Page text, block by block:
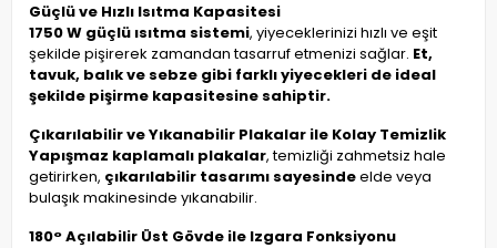
Güçlü ve Hızlı Isıtma Kapasitesi
1750 W güçlü ısıtma sistemi, yiyeceklerinizi hızlı ve eşit
şekilde pişirerek zamandan tasarruf etmenizi sağlar. Et,
tavuk, balık ve sebze gibi farklı yiyecekleri de ideal
şekilde pişirme kapasitesine sahiptir.
Çıkarılabilir ve Yıkanabilir Plakalar ile Kolay Temizlik
Yapışmaz kaplamalı plakalar, temizliği zahmetsiz hale
getirirken, çıkarılabilir tasarımı sayesindeelde veya
bulaşık makinesinde yıkanabilir.
180° Açılabilir Üst Gövde ile Izgara Fonksiyonu